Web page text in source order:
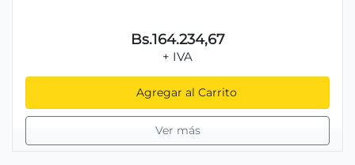
Bs.164.234,67
+ IVA
Agregar al Carrito
Ver más